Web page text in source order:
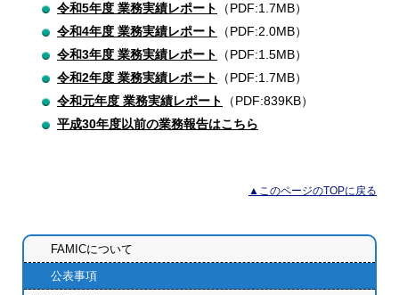
令和5年度 業務実績レポート
（PDF:1.7MB）
令和4年度 業務実績レポート
（PDF:2.0MB）
令和3年度 業務実績レポート
（PDF:1.5MB）
令和2年度 業務実績レポート
（PDF:1.7MB）
令和元年度 業務実績レポート
（PDF:839KB）
平成30年度以前の業務報告はこちら
▲このページのTOPに戻る
FAMICについて
公表事項